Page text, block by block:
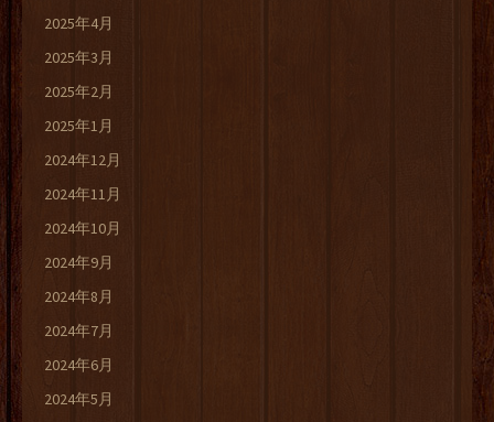
2025年4月
2025年3月
2025年2月
2025年1月
2024年12月
2024年11月
2024年10月
2024年9月
2024年8月
2024年7月
2024年6月
2024年5月